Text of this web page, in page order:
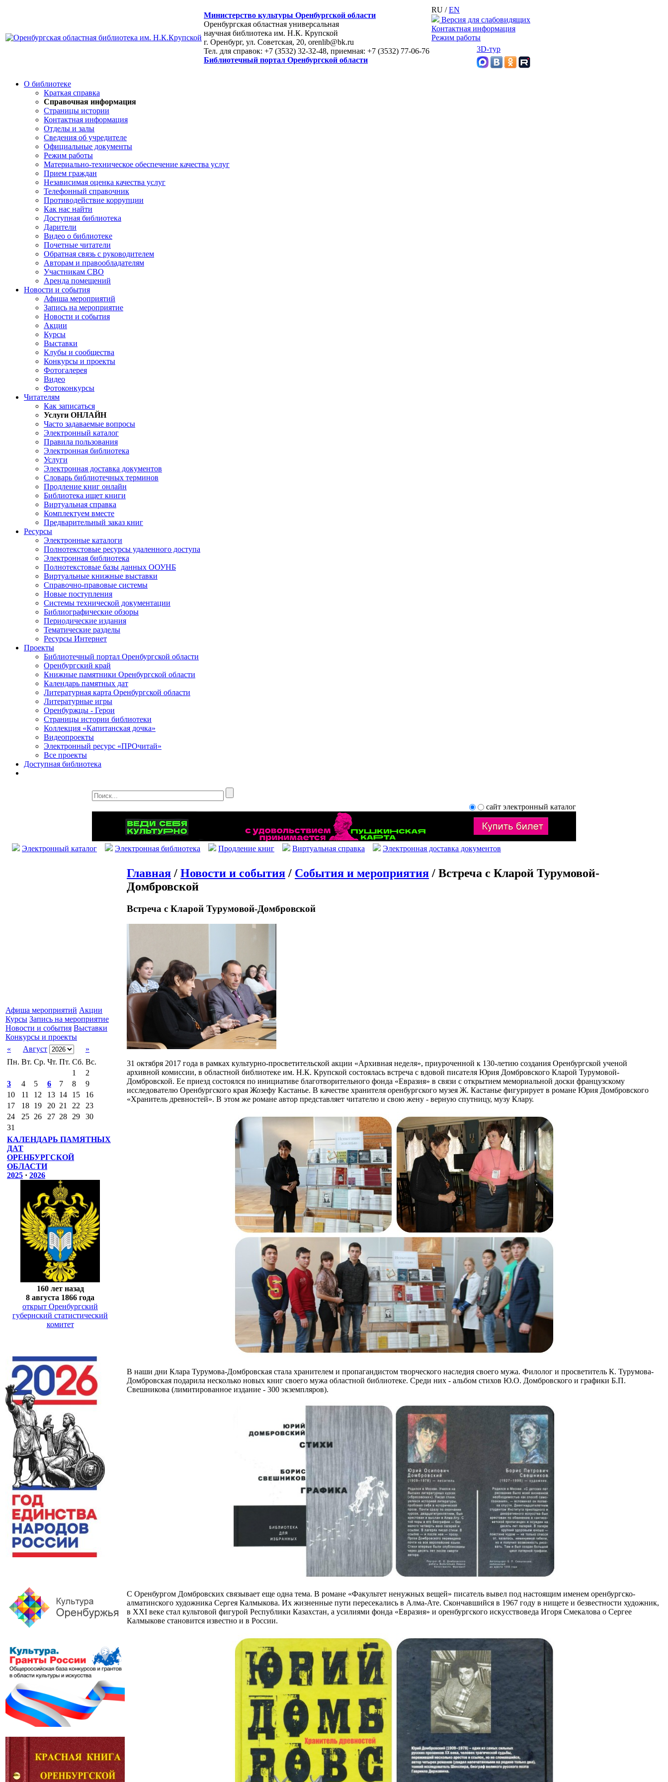
Министерство культуры Оренбургской области
Оренбургская областная универсальная
научная библиотека им. Н.К. Крупской
г. Оренбург, ул. Советская, 20, orenlib@bk.ru
Тел. для справок: +7 (3532) 32-32-48, приемная: +7 (3532) 77-06-76
Библиотечный портал Оренбургской области
RU /EN
Версия для слабовидящих
Контактная информация
Режим работы
3D-тур
О библиотеке
Краткая справка
Справочная информация
Страницы истории
Контактная информация
Отделы и залы
Сведения об учредителе
Официальные документы
Режим работы
Материально-техническое обеспечение качества услуг
Прием граждан
Независимая оценка качества услуг
Телефонный справочник
Противодействие коррупции
Как нас найти
Доступная библиотека
Дарители
Видео о библиотеке
Почетные читатели
Обратная связь с руководителем
Авторам и правообладателям
Участникам СВО
Аренда помещений
Новости и события
Афиша мероприятий
Запись на мероприятие
Новости и события
Акции
Курсы
Выставки
Клубы и сообщества
Конкурсы и проекты
Фотогалерея
Видео
Фотоконкурсы
Читателям
Как записаться
Услуги ОНЛАЙН
Часто задаваемые вопросы
Электронный каталог
Правила пользования
Электронная библиотека
Услуги
Электронная доставка документов
Словарь библиотечных терминов
Продление книг онлайн
Библиотека ищет книги
Виртуальная справка
Комплектуем вместе
Предварительный заказ книг
Ресурсы
Электронные каталоги
Полнотекстовые ресурсы удаленного доступа
Электронная библиотека
Полнотекстовые базы данных ООУНБ
Виртуальные книжные выставки
Справочно-правовые системы
Новые поступления
Cистемы технической документации
Библиографические обзоры
Периодические издания
Тематические разделы
Ресурсы Интернет
Проекты
Библиотечный портал Оренбургской области
Оренбургский край
Книжные памятники Оренбургской области
Календарь памятных дат
Литературная карта Оренбургской области
Литературные игры
Оренбуржцы - Герои
Страницы истории библиотеки
Коллекция «Капитанская дочка»
Видеопроекты
Электронный ресурс «ПРОчитай»
Все проекты
Доступная библиотека
сайт электронный каталог
Электронный каталог Электронная библиотека Продление книг Виртуальная справка Электронная доставка документов
Афиша мероприятий Акции
Курсы Запись на мероприятие
Новости и события Выставки
Конкурсы и проекты
«
Август
»
Пн. Вт. Ср. Чт. Пт. Сб. Вс.
1
2
3
4 5 6 7 8
9
10
11 12 13 14 15
16
17
18 19 20 21 22
23
24
25 26 27 28 29
30
31
КАЛЕНДАРЬ ПАМЯТНЫХ
ДАТ
ОРЕНБУРГСКОЙ
ОБЛАСТИ
2025 · 2026
160 лет назад
8 августа 1866 года
открыт Оренбургский
губернский статистический
комитет
Главная / Новости и события / События и мероприятия / Встреча с Кларой Турумовой-
Домбровской
Встреча с Кларой Турумовой-Домбровской
31 октября 2017 года в рамках культурно-просветительской акции «Архивная неделя», приуроченной к 130-летию создания Оренбургской ученой
архивной комиссии, в областной библиотеке им. Н.К. Крупской состоялась встреча с вдовой писателя Юрия Домбровского Кларой Турумовой-
Домбровской. Ее приезд состоялся по инициативе благотворительного фонда «Евразия» в связи с открытием мемориальной доски французскому
исследователю Оренбургского края Жозефу Кастанье. В качестве хранителя оренбургского музея Ж. Кастанье фигурирует в романе Юрия Домбровского
«Хранитель древностей». В этом же романе автор представляет читателю и свою жену - верную спутницу, музу Клару.
В наши дни Клара Турумова-Домбровская стала хранителем и пропагандистом творческого наследия своего мужа. Филолог и просветитель К. Турумова-
Домбровская подарила несколько новых книг своего мужа областной библиотеке. Среди них - альбом стихов Ю.О. Домбровского и графики Б.П.
Свешникова (лимитированное издание - 300 экземпляров).
С Оренбургом Домбровских связывает еще одна тема. В романе «Факультет ненужных вещей» писатель вывел под настоящим именем оренбургско-
алматинского художника Сергея Калмыкова. Их жизненные пути пересекались в Алма-Ате. Скончавшийся в 1967 году в нищете и безвестности художник,
в ХХI веке стал культовой фигурой Республики Казахстан, а усилиями фонда «Евразия» и оренбургского искусствоведа Игоря Смекалова о Сергее
Калмыкове становится известно и в России.